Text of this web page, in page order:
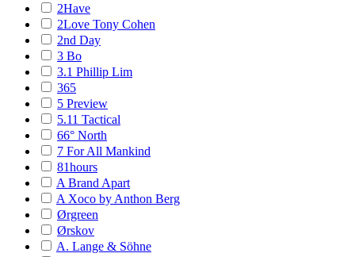
2Have
2Love Tony Cohen
2nd Day
3 Bo
3.1 Phillip Lim
365
5 Preview
5.11 Tactical
66° North
7 For All Mankind
81hours
A Brand Apart
A Xoco by Anthon Berg
Ørgreen
Ørskov
A. Lange & Söhne